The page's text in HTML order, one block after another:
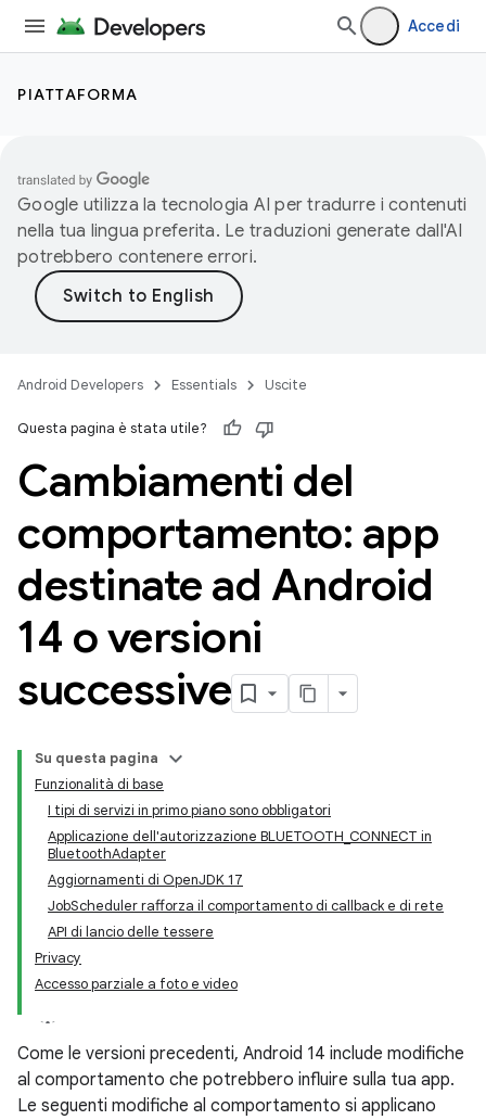
Accedi
PIATTAFORMA
Google utilizza la tecnologia AI per tradurre i contenuti
nella tua lingua preferita. Le traduzioni generate dall'AI
potrebbero contenere errori.
Android Developers Essentials Uscite
Questa pagina è stata utile?
Cambiamenti del
comportamento: app
destinate ad Android
14 o versioni
successive
Su questa pagina
Funzionalità di base
I tipi di servizi in primo piano sono obbligatori
Applicazione dell'autorizzazione BLUETOOTH_CONNECT in
BluetoothAdapter
Aggiornamenti di OpenJDK 17
JobScheduler rafforza il comportamento di callback e di rete
API di lancio delle tessere
Privacy
Accesso parziale a foto e video
Come le versioni precedenti, Android 14 include modifiche
al comportamento che potrebbero influire sulla tua app.
Le seguenti modifiche al comportamento si applicano